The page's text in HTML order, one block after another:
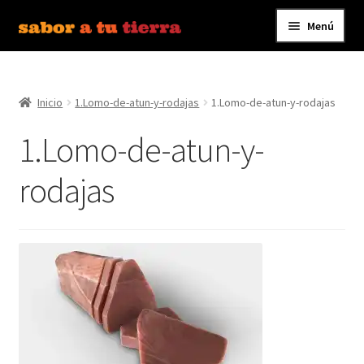
Ir
a
Ir
al
Menú
Bebidas
Caldos, Salsas y Condimentos
Carnes y Embutidos
Conservas y Platos Preparados
Contáctanos
Inicio 1.Lomo-de-atun-y-rodajas 1.Lomo-de-atun-y-rodajas
1.Lomo-de-atun-y-
rodajas